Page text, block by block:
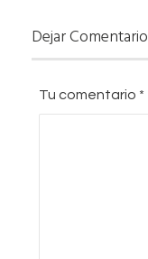
Dejar Comentario
Tu comentario *